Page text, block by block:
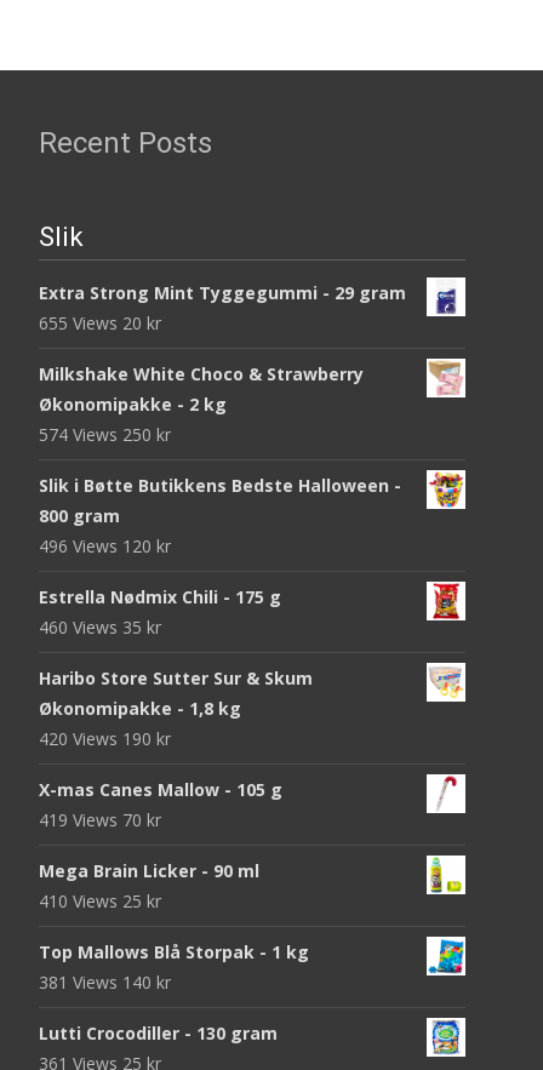
Recent Posts
Slik
Extra Strong Mint Tyggegummi - 29 gram
655 Views 20 kr
Milkshake White Choco & Strawberry
Økonomipakke - 2 kg
574 Views 250 kr
Slik i Bøtte Butikkens Bedste Halloween -
800 gram
496 Views 120 kr
Estrella Nødmix Chili - 175 g
460 Views 35 kr
Haribo Store Sutter Sur & Skum
Økonomipakke - 1,8 kg
420 Views 190 kr
X-mas Canes Mallow - 105 g
419 Views 70 kr
Mega Brain Licker - 90 ml
410 Views 25 kr
Top Mallows Blå Storpak - 1 kg
381 Views 140 kr
Lutti Crocodiller - 130 gram
361 Views 25 kr